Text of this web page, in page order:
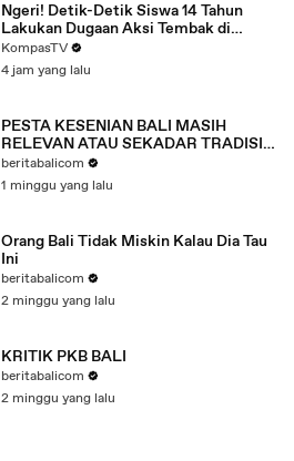
Ngeri! Detik-Detik Siswa 14 Tahun
Lakukan Dugaan Aksi Tembak di
Sekolah, Siswa Berlarian
KompasTV
4 jam yang lalu
PESTA KESENIAN BALI MASIH
RELEVAN ATAU SEKADAR TRADISI
TAHUNAN BERSAMA RAI MANTRA
beritabalicom
1 minggu yang lalu
Orang Bali Tidak Miskin Kalau Dia Tau
Ini
beritabalicom
2 minggu yang lalu
KRITIK PKB BALI
beritabalicom
2 minggu yang lalu